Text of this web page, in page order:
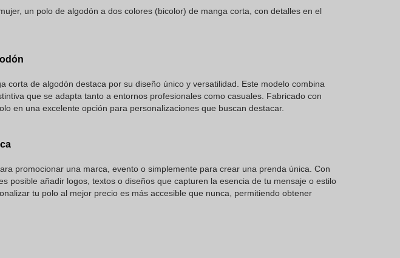
un polo de algodón a dos colores (bicolor) de manga corta, con detalles en el
corta de algodón destaca por su diseño único y versatilidad. Este modelo combina
que se adapta tanto a entornos profesionales como casuales. Fabricado con
en una excelente opción para personalizaciones que buscan destacar.
promocionar una marca, evento o simplemente para crear una prenda única. Con
posible añadir logos, textos o diseños que capturen la esencia de tu mensaje o estilo
tu polo al mejor precio es más accesible que nunca, permitiendo obtener